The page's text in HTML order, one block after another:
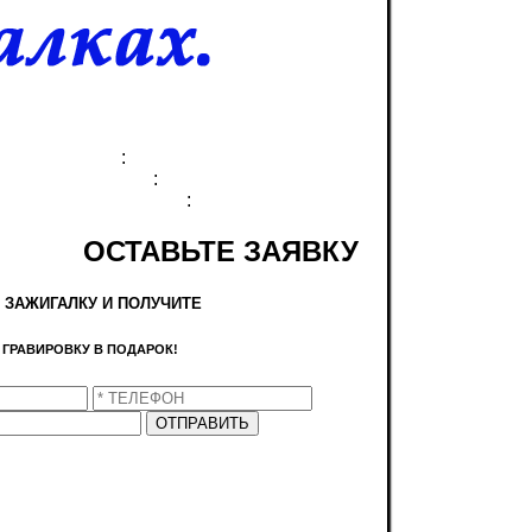
:
:
:
ОСТАВЬТЕ ЗАЯВКУ
ЗАЖИГАЛКУ И ПОЛУЧИТЕ
ГРАВИРОВКУ В ПОДАРОК!